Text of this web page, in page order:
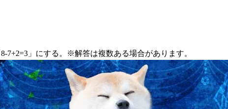
7+2=3」にする。※解答は複数ある場合があります。